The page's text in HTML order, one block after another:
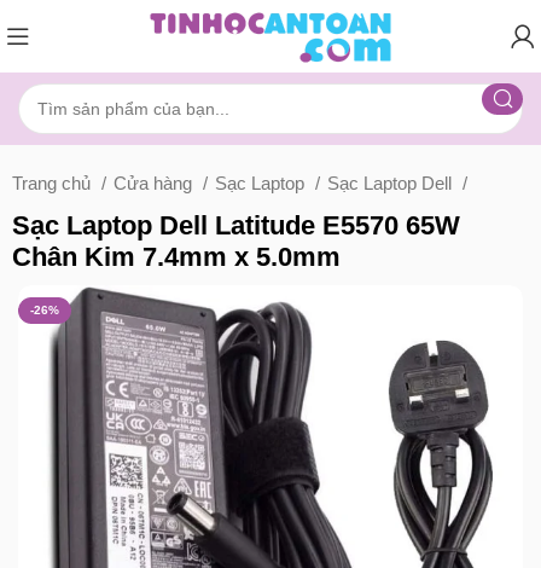
Trang chủ Cửa hàng Sạc Laptop Sạc Laptop Dell
Sạc Laptop Dell Latitude E5570 65W
Chân Kim 7.4mm x 5.0mm
-26%